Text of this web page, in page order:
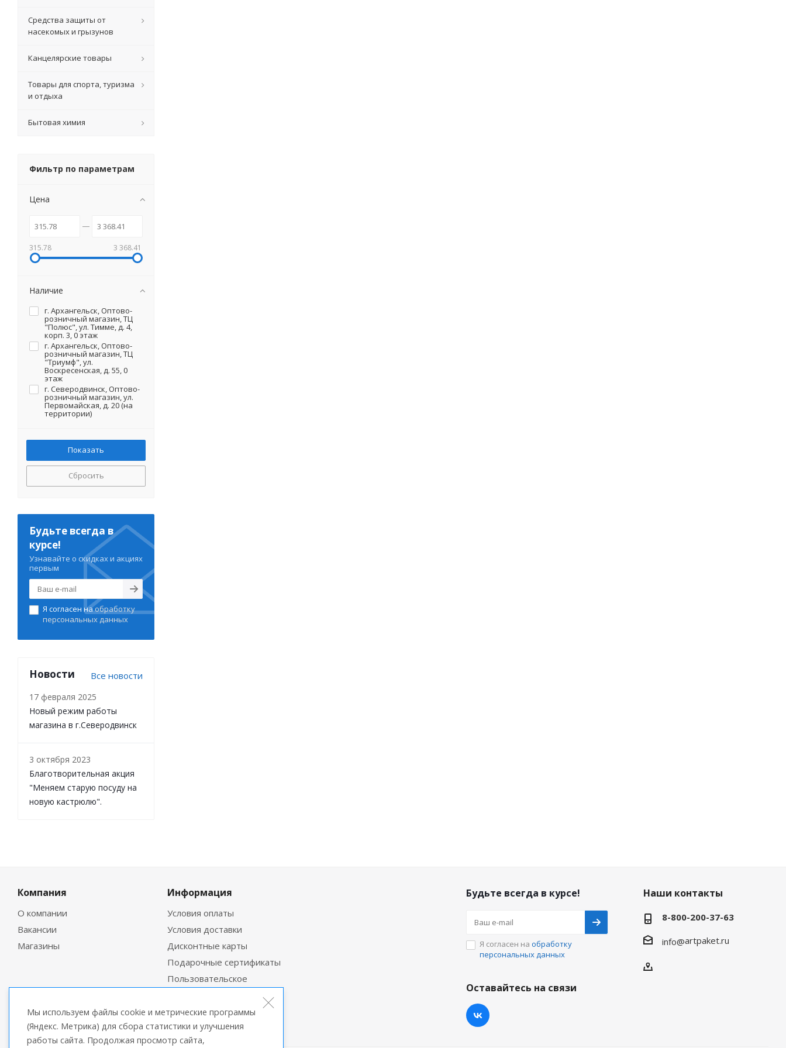
Средства защиты от
насекомых и грызунов
Канцелярские товары
Товары для спорта, туризма
и отдыха
Бытовая химия
Фильтр по параметрам
Цена
315.78 3 368.41
Наличие
г. Архангельск, Оптово-
розничный магазин, ТЦ
"Полюс", ул. Тимме, д. 4,
корп. 3, 0 этаж
г. Архангельск, Оптово-
розничный магазин, ТЦ
"Триумф", ул.
Воскресенская, д. 55, 0
этаж
г. Северодвинск, Оптово-
розничный магазин, ул.
Первомайская, д. 20 (на
территории)
Сбросить
Будьте всегда в
курсе!
Узнавайте о скидках и акциях
первым
Я согласен наобработку
персональных данных
Новости Все новости
17 февраля 2025
Новый режим работы
магазина в г.Северодвинск
3 октября 2023
Благотворительная акция
"Меняем старую посуду на
новую кастрюлю".
Компания
О компании
Вакансии
Магазины
Информация
Условия оплаты
Условия доставки
Дисконтные карты
Подарочные сертификаты
Пользовательское
соглашение
Будьте всегда в курсе!
Я согласен на обработку
персональных данных
Оставайтесь на связи
Наши контакты
8-800-200-37-63
info@artpaket.ru
Мы используем файлы cookie и метрические программы
(Яндекс. Метрика) для сбора статистики и улучшения
работы сайта. Продолжая просмотр сайта,